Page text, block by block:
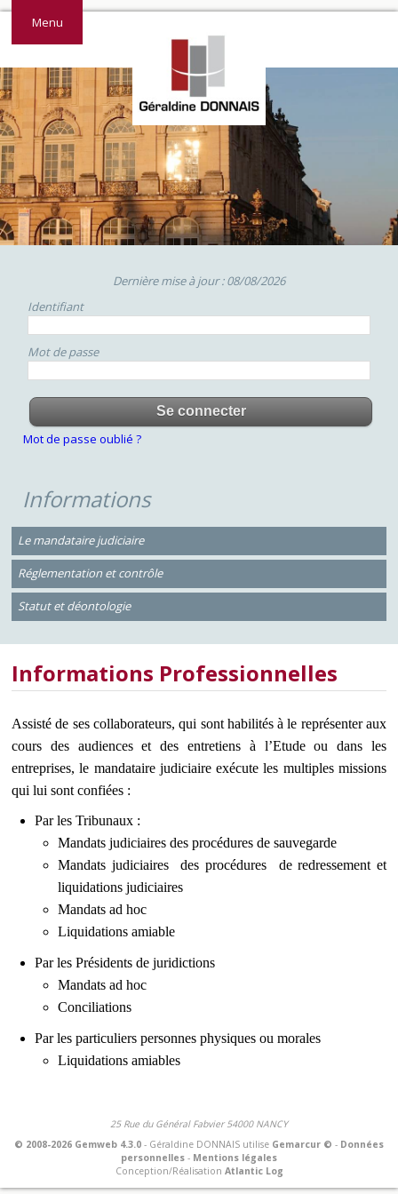
Menu
Dernière mise à jour : 08/08/2026
Identifiant
Mot de passe
Mot de passe oublié ?
Informations
Le mandataire judiciaire
Réglementation et contrôle
Statut et déontologie
Informations Professionnelles
Assisté de ses collaborateurs, qui sont habilités à le représenter aux
cours des audiences et des entretiens à l’Etude ou dans les
entreprises, le mandataire judiciaire exécute les multiples missions
qui lui sont confiées :
Par les Tribunaux :
Mandats judiciaires des procédures de sauvegarde
Mandats judiciaires des procédures de redressement et
liquidations judiciaires
Mandats ad hoc
Liquidations amiable
Par les Présidents de juridictions
Mandats ad hoc
Conciliations
Par les particuliers personnes physiques ou morales
Liquidations amiables
25 Rue du Général Fabvier 54000 NANCY
© 2008-2026 Gemweb 4.3.0 - Géraldine DONNAIS utilise Gemarcur © - Données
personnelles - Mentions légales
Conception/Réalisation Atlantic Log